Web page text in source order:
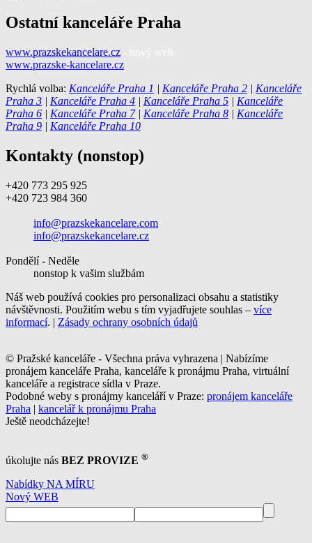
Ostatní kanceláře Praha
www.prazskekancelare.cz
www.prazske-kancelare.cz
Rychlá volba: Kanceláře Praha 1 | Kanceláře Praha 2 | Kanceláře
Praha 3 | Kanceláře Praha 4 | Kanceláře Praha 5 | Kanceláře
Praha 6 | Kanceláře Praha 7| Kanceláře Praha 8 | Kanceláře
Praha 9 | Kanceláře Praha 10
Kontakty (nonstop)
+420 773 295 925
+420 723 984 360
info@prazskekancelare.com
info@prazskekancelare.cz
Pondělí - Neděle
nonstop k vašim službám
Náš web používá cookies pro personalizaci obsahu a statistiky
návštěvnosti. Použitím webu s tím vyjadřujete souhlas – více
informací. | Zásady ochrany osobních údajů
© Pražské kanceláře - Všechna práva vyhrazena | Nabízíme
pronájem kanceláře Praha, kanceláře k pronájmu Praha, virtuální
kanceláře a registrace sídla v Praze.
Podobné weby s pronájmy kanceláří v Praze: pronájem kanceláře
Praha | kancelář k pronájmu Praha
Ještě neodcházejte!
úkolujte nás BEZ PROVIZE ®
Nabídky NA MÍRU
Nový WEB